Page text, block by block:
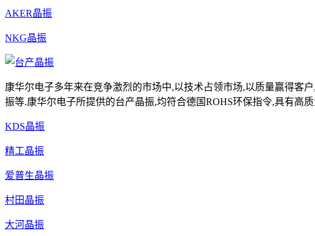
AKER晶振
NKG晶振
康华尔电子多年来在竞争激烈的市场中,以技术占领市场,以质量赢得客
振等.康华尔电子所提供的台产晶振,均符合德国ROHS环保指令,具有高
KDS晶振
精工晶振
爱普生晶振
村田晶振
大河晶振